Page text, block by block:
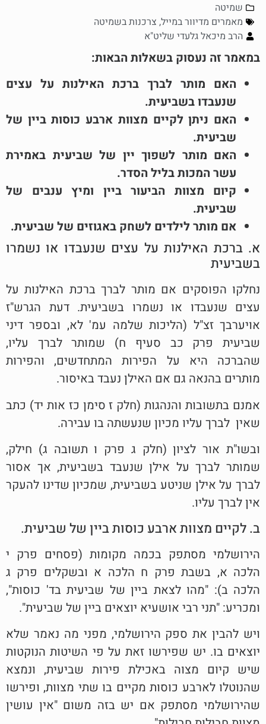
שמיטה
מאמרים מדיוור במייל, צרכנות בשמיטה
הרב מיכאל גלעדי שליט"א
במאמר זה נעסוק בשאלות הבאות:
האם מותר לברך ברכת האילנות על עצים
שנעבדו בשביעית.
האם ניתן לקיים מצוות ארבע כוסות ביין של
שביעית.
האם מותר לשפוך יין של שביעית באמירת
עשר המכות בליל הסדר.
קיום מצוות הביעור ביין ומיץ ענבים של
שביעית.
אם מותר לילדים לשחק באגוזים של שביעית.
א. ברכת האילנות על עצים שנעבדו או נשמרו
בשביעית
נחלקו הפוסקים אם מותר לברך ברכת האילנות על
עצים שנעבדו או נשמרו בשביעית. דעת הגרש"ז
אויערבך זצ"ל (הליכות שלמה עמ' לא, ובספר דיני
שביעית פרק כב סעיף ח) שמותר לברך עליו,
שהברכה היא על הפירות המתחדשים, והפירות
מותרים בהנאה גם אם האילן נעבד באיסור.
אמנם בתשובות והנהגות (חלק ז סימן כז אות יד) כתב
שאין לברך עליו מכיון שנעשתה בו עבירה.
ובשו"ת אור לציון (חלק ג פרק ו תשובה ג) חילק,
שמותר לברך על אילן שנעבד בשביעית, אך אסור
לברך על אילן שניטע בשביעית, שמכיון שדינו להעקר
אין לברך עליו.
ב. לקיים מצוות ארבע כוסות ביין של שביעית.
הירושלמי מסתפק בכמה מקומות (פסחים פרק י
הלכה א, בשבת פרק ח הלכה א ובשקלים פרק ג
הלכה ב): "מהו לצאת ביין של שביעית בד' כוסות",
ומכריע: "תני רבי אושעיא יוצאים ביין של שביעית".
ויש להבין את ספק הירושלמי, מפני מה נאמר שלא
יוצאים בו. יש שפירשו זאת על פי השיטות הנוקטות
שיש קיום מצוה באכילת פירות שביעית, ונמצא
שהנוטלו לארבע כוסות מקיים בו שתי מצוות, ופירשו
שהירושלמי מסתפק אם יש בזה משום "אין עושין